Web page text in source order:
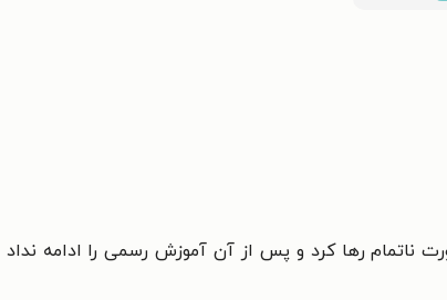
ایالت تورن فرانسه به دنیا آمد. او مدرسه را در سن ۱۶ سالگی به صورت ناتمام رها کرد و پس از آن آموزش رسمی